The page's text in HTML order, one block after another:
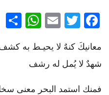
Facebook
Twitter
Email
معانيكَ كنهٌ لا
شهدٌ لا يُمل له رشف
فمنك استمد